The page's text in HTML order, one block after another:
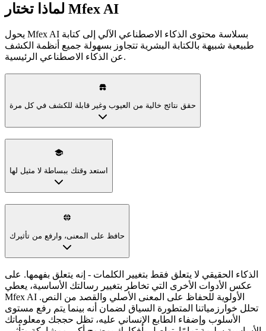
لماذا تختار Mfex AI
يحول Mfex AI بسلاسة محتوى الذكاء الاصطناعي الآلي إلى كتابة
طبيعية شبيهة بالكتابة البشرية تتجاوز بسهولة جميع أنظمة الكشف
عن الذكاء الاصطناعي الرئيسية.
حقق نتائج خالية من العيوب وغير قابلة للكشف في كل مرة
الموثوق. تم تصميم أداتنا المتقدمة لإضفاء الطابع الإنساني على
الذكاء الاصطناعي بدقة ليس فقط لإعادة الصياغة، ولكن لإعادة بناء
النص بشكل أساسي بإيقاع وفروق دقيقة شبيهة بالإنسان. النتيجة؟
محتوى يتجاوز بسهولة حتى أكثر كاشفات الذكاء الاصطناعي صرامة.
بأن صوتك - المعزز بواسطة Mfex AI - يُنظر إليه على أنه أصلي
استعد وقتك ببساطة لا مثيل لها